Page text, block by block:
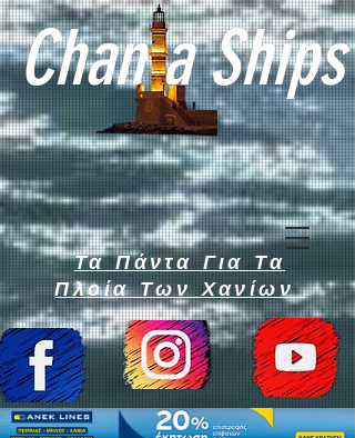
Chan a Ships
Τα Πάντα Για Τα
Πλοία Των Χανίων